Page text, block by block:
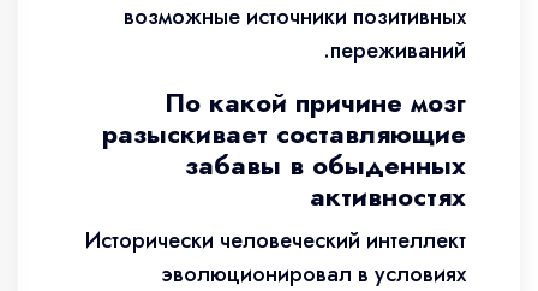
возможные источники позитивных
переживаний.
По какой причине мозг
разыскивает составляющие
забавы в обыденных
активностях
Исторически человеческий интеллект
эволюционировал в условиях